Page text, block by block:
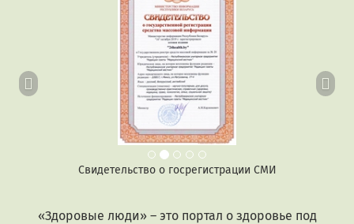
Свидетельство о госрегистрации СМИ
«Здоровые люди» – это портал о здоровье под